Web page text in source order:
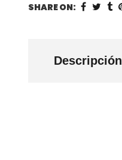
SHARE ON:
Descripción